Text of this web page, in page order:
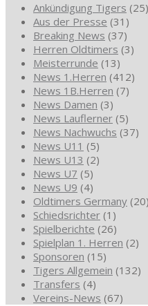
Ankündigung Tigers (25)
Aus der Presse (31)
Breaking News (37)
Herren Oldtimers (3)
Meisterrunde (13)
News 1.Herren (412)
News 1B.Herren (7)
News Damen (3)
News Lauflerner (5)
News Nachwuchs (37)
News U11 (5)
News U13 (2)
News U7 (5)
News U9 (4)
Oldtimers Germany (20)
Schiedsrichter (1)
Spielberichte (26)
Spielplan 1. Herren (2)
Sponsoren (15)
Tigers Allgemein (132)
Transfers (4)
Vereins-News (67)